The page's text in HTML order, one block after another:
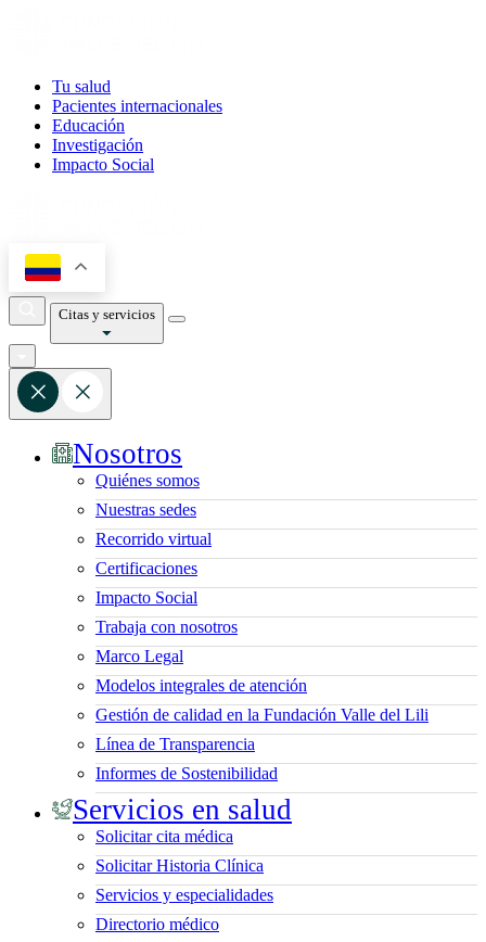
Tu salud
Pacientes internacionales
Educación
Investigación
Impacto Social
Citas y servicios
Nosotros
Quiénes somos
Nuestras sedes
Recorrido virtual
Certificaciones
Impacto Social
Trabaja con nosotros
Marco Legal
Modelos integrales de atención
Gestión de calidad en la Fundación Valle del Lili
Línea de Transparencia
Informes de Sostenibilidad
Servicios en salud
Solicitar cita médica
Solicitar Historia Clínica
Servicios y especialidades
Directorio médico